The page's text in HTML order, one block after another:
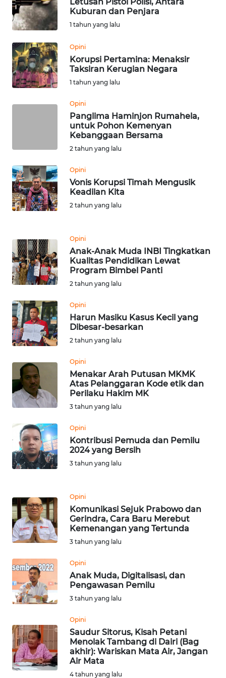
Kuburan dan Penjara
1 tahun yang lalu
Opini
Korupsi Pertamina: Menaksir
Taksiran Kerugian Negara
1 tahun yang lalu
Opini
Panglima Haminjon Rumahela,
untuk Pohon Kemenyan
Kebanggaan Bersama
2 tahun yang lalu
Opini
Vonis Korupsi Timah Mengusik
Keadilan Kita
2 tahun yang lalu
Opini
Anak-Anak Muda INBI Tingkatkan
Kualitas Pendidikan Lewat
Program Bimbel Panti
2 tahun yang lalu
Opini
Harun Masiku Kasus Kecil yang
Dibesar-besarkan
2 tahun yang lalu
Opini
Menakar Arah Putusan MKMK
Atas Pelanggaran Kode etik dan
Perilaku Hakim MK
3 tahun yang lalu
Opini
Kontribusi Pemuda dan Pemilu
2024 yang Bersih
3 tahun yang lalu
Opini
Komunikasi Sejuk Prabowo dan
Gerindra, Cara Baru Merebut
Kemenangan yang Tertunda
3 tahun yang lalu
Opini
Anak Muda, Digitalisasi, dan
Pengawasan Pemilu
3 tahun yang lalu
Opini
Saudur Sitorus, Kisah Petani
Menolak Tambang di Dairi (Bag
akhir): Wariskan Mata Air, Jangan
Air Mata
4 tahun yang lalu
WN
LANGKAT
WN
TAPANULI
SELATAN
WN
WN
WN
SIMALUNGUN
WN
TAPANULI
TENGAH
WN DELI
SERDANG
WN
TINGGI
WN
PAKPAK
WN
KARAWANG
WN
WN
BOGOR
DEPOK
WN
TAPANULI
UTARA
WN
SAMOSIR
WN